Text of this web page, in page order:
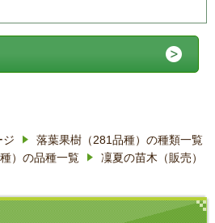
ジ
落葉果樹（281品種）の種類一覧
）の品種一覧
凜夏の苗木（販売）